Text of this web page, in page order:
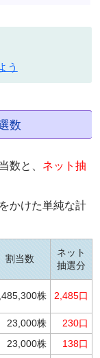
う
数
数と、 ネット抽
かけた単純な計
割当数
ネット
抽選分
株 2,485口
23,000株
230口
23,000株
138口